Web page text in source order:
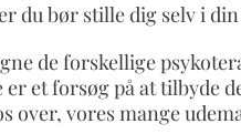
du bør stille dig selv i
de forskellige
et forsøg på at tilbyde
over, vores mange